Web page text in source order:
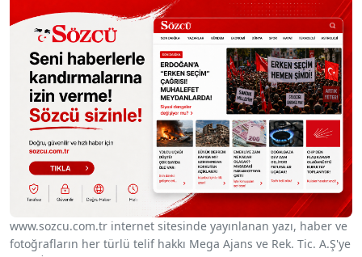
www.sozcu.com.tr internet sitesinde yayınlanan yazı, haber ve
fotoğrafların her türlü telif hakkı Mega Ajans ve Rek. Tic. A.Ş'ye